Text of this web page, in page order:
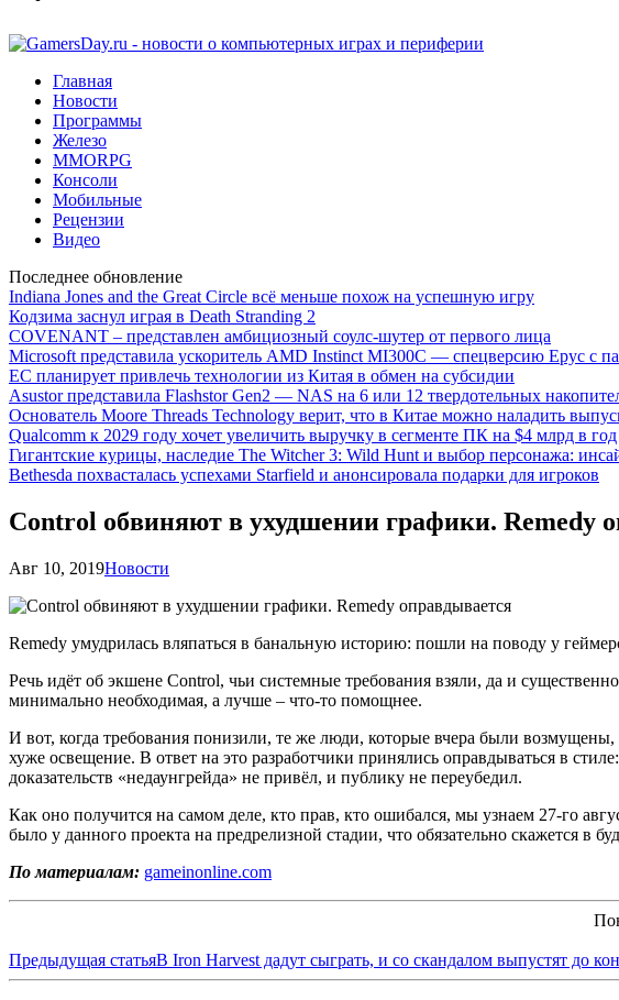
Главная
Новости
Программы
Железо
MMORPG
Консоли
Мобильные
Рецензии
Видео
Последнее обновление
Indiana Jones and the Great Circle всё меньше похож на успешную игру
Кодзима заснул играя в Death Stranding 2
COVENANT – представлен амбициозный соулс-шутер от первого лица
Microsoft представила ускоритель AMD Instinct MI300C — спецверсию Epyc с
ЕС планирует привлечь технологии из Китая в обмен на субсидии
Asustor представила Flashstor Gen2 — NAS на 6 или 12 твердотельных
Основатель Moore Threads Technology верит, что в Китае можно наладить
Qualcomm к 2029 году хочет увеличить выручку в сегменте ПК на $4 млрд в год
Гигантские курицы, наследие The Witcher 3: Wild Hunt и выбор персонажа:
Bethesda похвасталась успехами Starfield и анонсировала подарки для игроков
Control обвиняют в ухудшении графики. Remedy
Авг 10, 2019Новости
Remedy умудрилась вляпаться в банальную историю: пошли на поводу у
Речь идёт об экшене Control, чьи системные требования взяли, да и
минимально необходимая, а лучше – что-то помощнее.
И вот, когда требования понизили, те же люди, которые вчера были
хуже освещение. В ответ на это разработчики принялись оправдываться в
доказательств «недаунгрейда» не привёл, и публику не переубедил.
Как оно получится на самом деле, кто прав, кто ошибался, мы узнаем 27-го
было у данного проекта на предрелизной стадии, что обязательно скажется в
По материалам: gameinonline.com
Предыдущая статьяВ Iron Harvest дадут сыграть, и со скандалом выпустят до